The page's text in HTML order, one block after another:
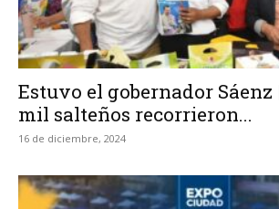
Estuvo el gobernador Sáenz
mil salteños recorrieron...
16 de diciembre, 2024